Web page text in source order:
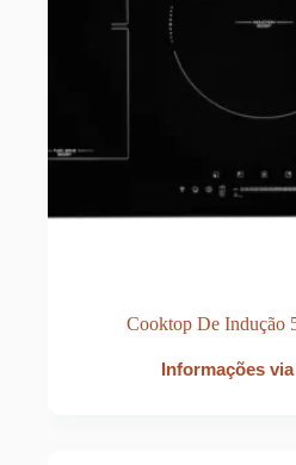
Cooktop De Indução
Informações